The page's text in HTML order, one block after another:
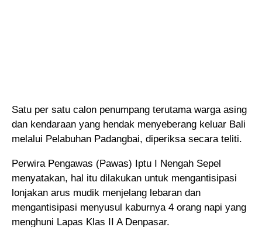
Satu per satu calon penumpang terutama warga asing
dan kendaraan yang hendak menyeberang keluar Bali
melalui Pelabuhan Padangbai, diperiksa secara teliti.
Perwira Pengawas (Pawas) Iptu I Nengah Sepel
menyatakan, hal itu dilakukan untuk mengantisipasi
lonjakan arus mudik menjelang lebaran dan
mengantisipasi menyusul kaburnya 4 orang napi yang
menghuni Lapas Klas II A Denpasar.